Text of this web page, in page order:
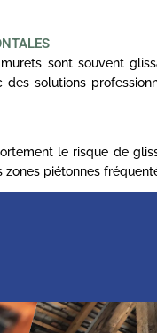
sont souvent
solutions
le risque de
zones piétonnes